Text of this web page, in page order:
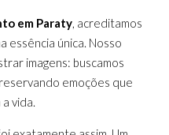
em Paraty, acreditamos
essência única. Nosso
imagens: buscamos
emoções que
vida.